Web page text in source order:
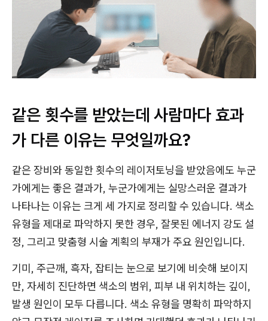
같은 횟수를 받았는데 사람마다 효과
가 다른 이유는 무엇일까요?
같은 장비와 동일한 횟수의 레이저토닝을 받았음에도 누군
가에게는 좋은 결과가, 누군가에게는 실망스러운 결과가
나타나는 이유는 크게 세 가지로 정리할 수 있습니다. 색소
유형을 제대로 파악하지 못한 경우, 잘못된 에너지 강도 설
정, 그리고 맞춤형 시술 계획의 부재가 주요 원인입니다.
기미, 주근깨, 흑자, 잡티는 눈으로 보기에 비슷해 보이지
만, 자세히 진단하면 색소의 범위, 피부 내 위치하는 깊이,
발생 원인이 모두 다릅니다. 색소 유형을 명확히 파악하지